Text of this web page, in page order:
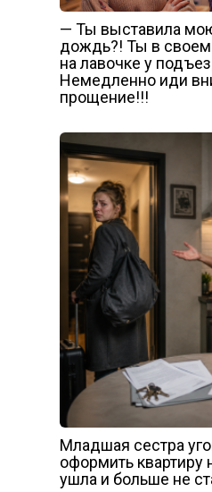
— Ты выставила
дождь?! Ты в
на лавочке у
Немедленно иди
прощение!!!
Младшая сестра
оформить квартиру
ушла и больше не